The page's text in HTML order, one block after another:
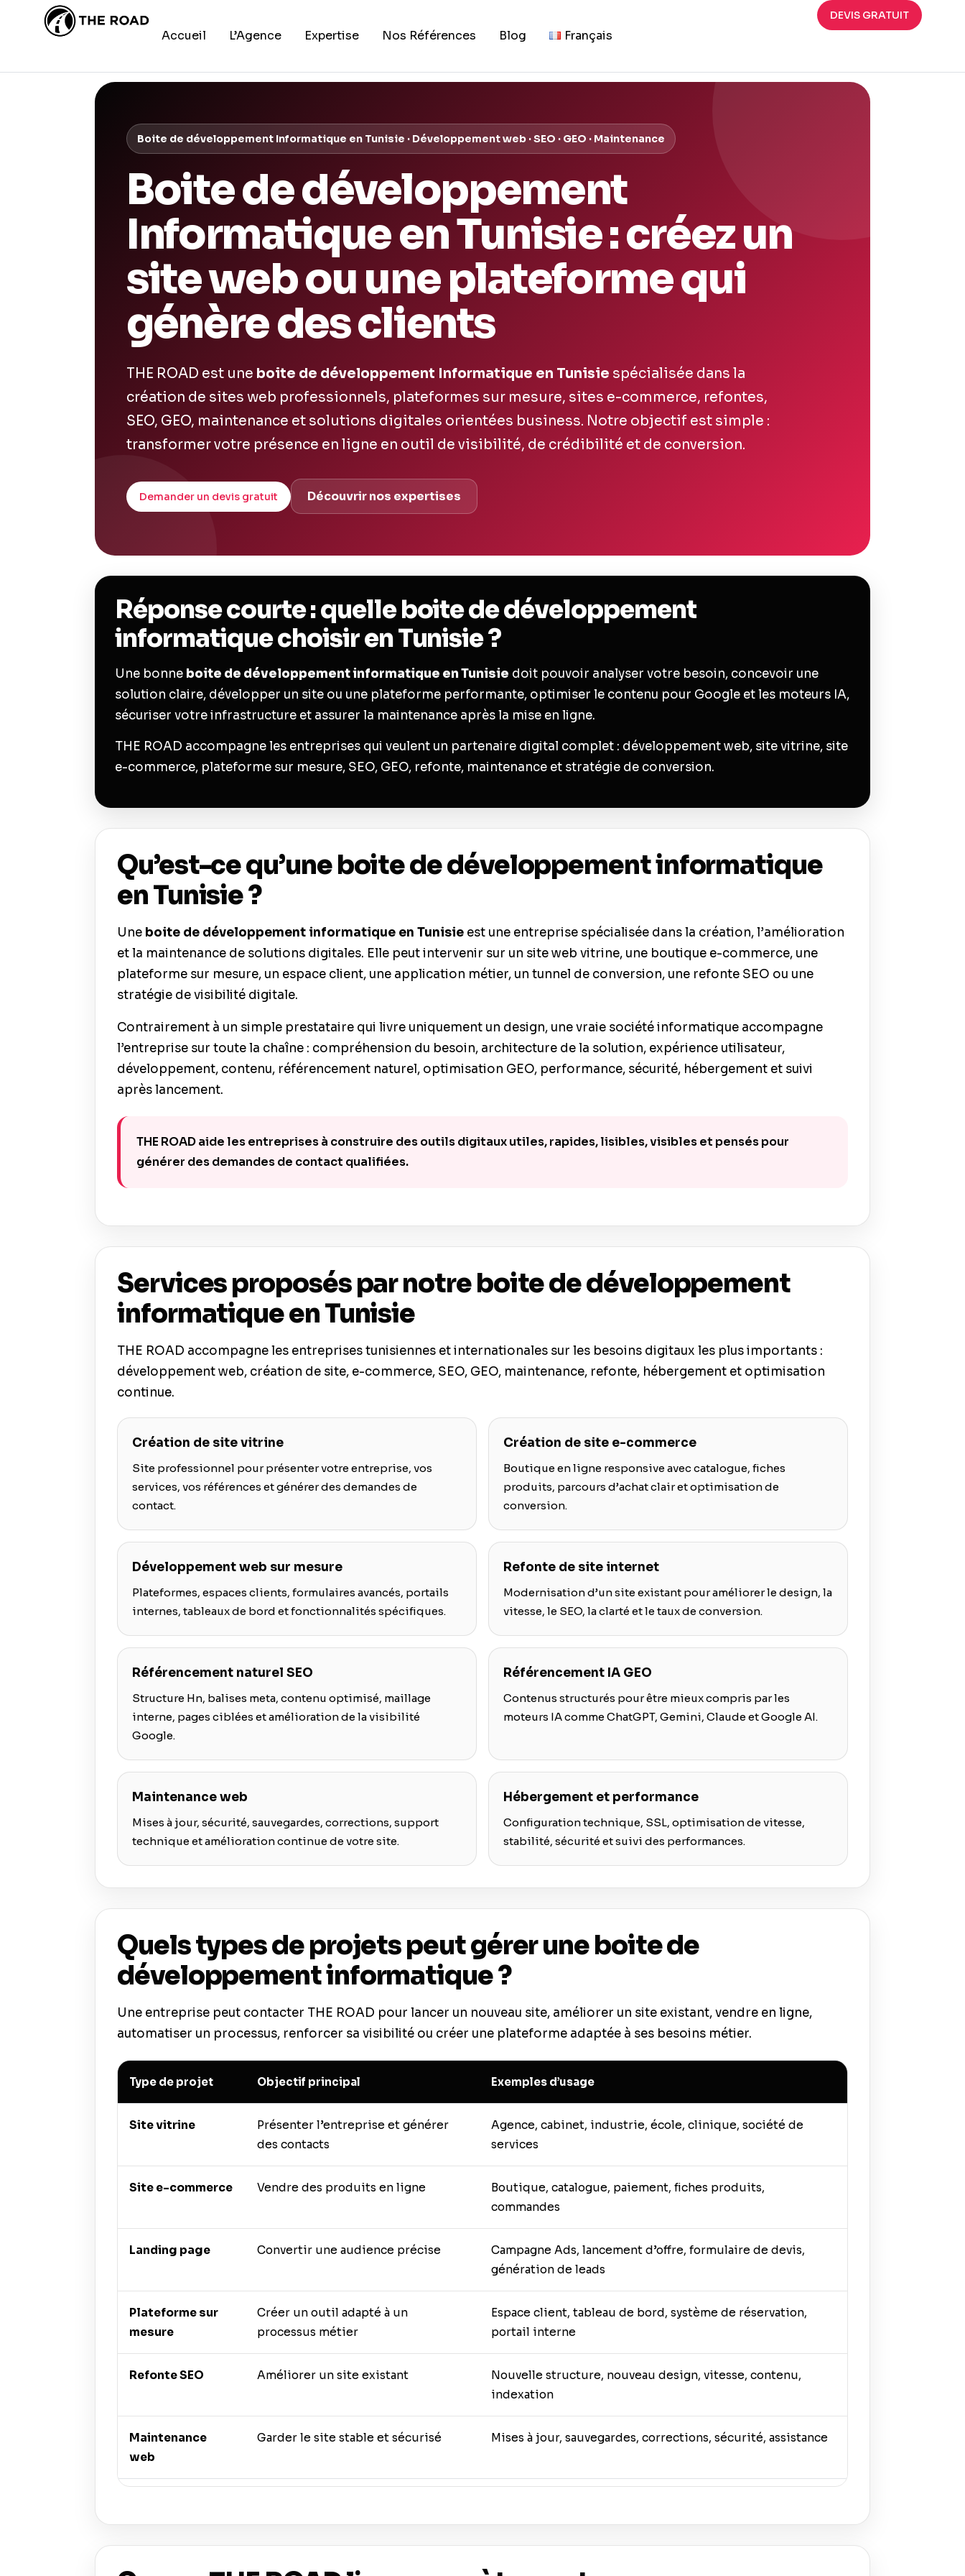
Accueil L’Agence Expertise Nos Références Blog Français
DEVIS GRATUIT
Boite de développement Informatique en Tunisie · Développement web · SEO · GEO · Maintenance
Boite de développement
Informatique en Tunisie : créez un
site web ou une plateforme qui
génère des clients
THE ROAD est une boite de développement Informatique en Tunisie spécialisée dans la
création de sites web professionnels, plateformes sur mesure, sites e-commerce, refontes,
SEO, GEO, maintenance et solutions digitales orientées business. Notre objectif est simple :
transformer votre présence en ligne en outil de visibilité, de crédibilité et de conversion.
Demander un devis gratuit Découvrir nos expertises
Réponse courte : quelle boite de développement
informatique choisir en Tunisie ?
Une bonne boite de développement informatique en Tunisie doit pouvoir analyser votre besoin, concevoir une
solution claire, développer un site ou une plateforme performante, optimiser le contenu pour Google et les moteurs IA,
sécuriser votre infrastructure et assurer la maintenance après la mise en ligne.
THE ROAD accompagne les entreprises qui veulent un partenaire digital complet : développement web, site vitrine, site
e-commerce, plateforme sur mesure, SEO, GEO, refonte, maintenance et stratégie de conversion.
Qu’est-ce qu’une boite de développement informatique
en Tunisie ?
Une boite de développement informatique en Tunisie est une entreprise spécialisée dans la création, l’amélioration
et la maintenance de solutions digitales. Elle peut intervenir sur un site web vitrine, une boutique e-commerce, une
plateforme sur mesure, un espace client, une application métier, un tunnel de conversion, une refonte SEO ou une
stratégie de visibilité digitale.
Contrairement à un simple prestataire qui livre uniquement un design, une vraie société informatique accompagne
l’entreprise sur toute la chaîne : compréhension du besoin, architecture de la solution, expérience utilisateur,
développement, contenu, référencement naturel, optimisation GEO, performance, sécurité, hébergement et suivi
après lancement.
THE ROAD aide les entreprises à construire des outils digitaux utiles, rapides, lisibles, visibles et pensés pour
générer des demandes de contact qualifiées.
Services proposés par notre boite de développement
informatique en Tunisie
THE ROAD accompagne les entreprises tunisiennes et internationales sur les besoins digitaux les plus importants :
développement web, création de site, e-commerce, SEO, GEO, maintenance, refonte, hébergement et optimisation
continue.
Création de site vitrine
Site professionnel pour présenter votre entreprise, vos
services, vos références et générer des demandes de
contact.
Création de site e-commerce
Boutique en ligne responsive avec catalogue, fiches
produits, parcours d’achat clair et optimisation de
conversion.
Développement web sur mesure
Plateformes, espaces clients, formulaires avancés, portails
internes, tableaux de bord et fonctionnalités spécifiques.
Refonte de site internet
Modernisation d’un site existant pour améliorer le design, la
vitesse, le SEO, la clarté et le taux de conversion.
Référencement naturel SEO
Structure Hn, balises meta, contenu optimisé, maillage
interne, pages ciblées et amélioration de la visibilité
Google.
Référencement IA GEO
Contenus structurés pour être mieux compris par les
moteurs IA comme ChatGPT, Gemini, Claude et Google AI.
Maintenance web
Mises à jour, sécurité, sauvegardes, corrections, support
technique et amélioration continue de votre site.
Hébergement et performance
Configuration technique, SSL, optimisation de vitesse,
stabilité, sécurité et suivi des performances.
Quels types de projets peut gérer une boite de
développement informatique ?
Une entreprise peut contacter THE ROAD pour lancer un nouveau site, améliorer un site existant, vendre en ligne,
automatiser un processus, renforcer sa visibilité ou créer une plateforme adaptée à ses besoins métier.
Type de projet Objectif principal Exemples d’usage
Site vitrine
Présenter l’entreprise et générer
des contacts
Agence, cabinet, industrie, école, clinique, société de
services
Site e-commerce Vendre des produits en ligne
Boutique, catalogue, paiement, fiches produits,
commandes
Landing page Convertir une audience précise
Campagne Ads, lancement d’offre, formulaire de devis,
génération de leads
Plateforme sur
mesure
Créer un outil adapté à un
processus métier
Espace client, tableau de bord, système de réservation,
portail interne
Refonte SEO Améliorer un site existant
Nouvelle structure, nouveau design, vitesse, contenu,
indexation
Maintenance
web
Garder le site stable et sécurisé Mises à jour, sauvegardes, corrections, sécurité, assistance